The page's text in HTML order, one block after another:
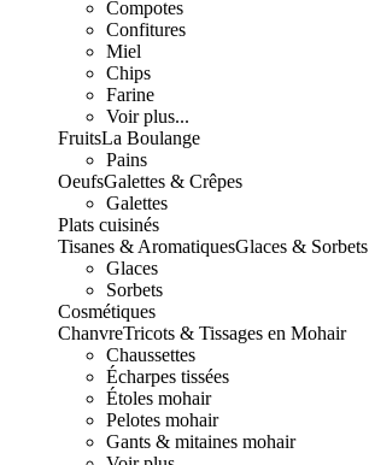
Compotes
Confitures
Miel
Chips
Farine
Voir plus...
FruitsLa Boulange
Pains
OeufsGalettes & Crêpes
Galettes
Plats cuisinés
Tisanes & AromatiquesGlaces & Sorbets
Glaces
Sorbets
Cosmétiques
ChanvreTricots & Tissages en Mohair
Chaussettes
Écharpes tissées
Étoles mohair
Pelotes mohair
Gants & mitaines mohair